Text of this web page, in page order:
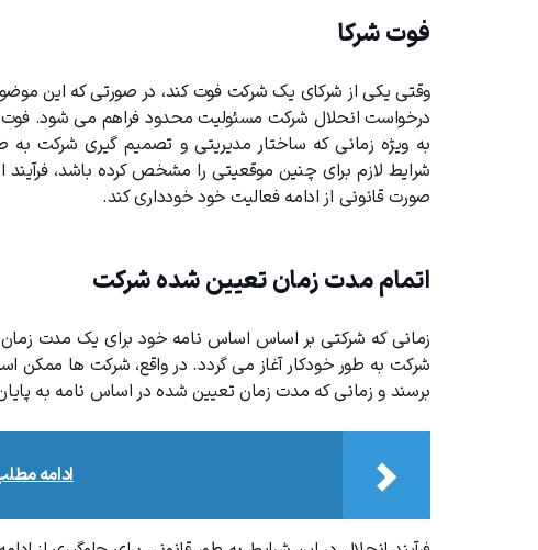
فوت شرکا
وقتی یکی از شرکای یک شرکت فوت کند، در صورتی که این
درخواست انحلال شرکت مسئولیت محدود فراهم می شود. فوت
به ویژه زمانی که ساختار مدیریتی و تصمیم گیری شرکت به
شرایط لازم برای چنین موقعیتی را مشخص کرده باشد،
صورت قانونی از ادامه فعالیت خود خودداری کند.
اتمام مدت زمان تعیین شده شرکت
زمانی که شرکتی بر اساس اساس نامه خود برای یک مدت
شرکت به طور خودکار آغاز می گردد. در واقع، شرکت ها
برسند و زمانی که مدت زمان تعیین شده در اساس نامه به
ادامه